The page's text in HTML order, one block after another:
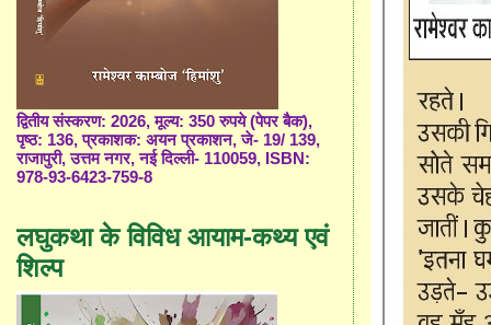
द्वितीय संस्करण: 2026, मूल्य: 350 रुपये (पेपर बैक),
पृष्ठ: 136, प्रकाशक: अयन प्रकाशन, जे- 19/ 139,
राजापुरी, उत्तम नगर, नई दिल्ली- 110059, ISBN:
978-93-6423-759-8
लघुकथा के विविध आयाम-कथ्य एवं
शिल्प